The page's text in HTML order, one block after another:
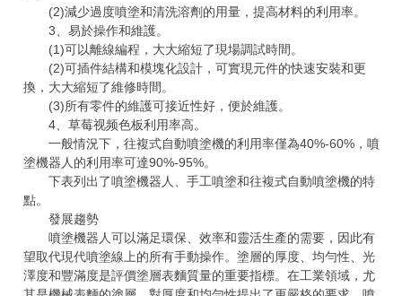
(2)減少過度噴塗和清洗溶劑的用量，提高材料的利用率。
3、易於操作和維護。
(1)可以離線編程，大大縮短了現場調試時間。
(2)可插件結構和模塊化設計，可實現元件的快速安裝和更
換，大大縮短了維修時間。
(3)所有零件的維護可接近性好，便於維護。
4、草莓视频色板利用率高。
一般情況下，往複式自動噴塗機的利用率僅為40%-60%，噴
塗機器人的利用率可達90%-95%。
下表列出了噴塗機器人、手工噴塗和往複式自動噴塗機的特
點。
發展趨勢
噴塗機器人可以滿足環保、效率和靈活生產的需要，因此有
望取代現代噴塗線上的所有手動操作。塗層的厚度、均勻性、光
澤度和豐滿度是評價塗層表麵質量的重要指標。在工業領域，尤